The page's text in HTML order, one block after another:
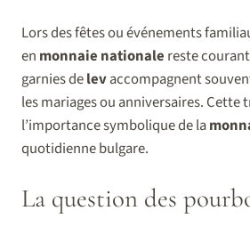
Lors des fêtes ou événements
en monnaie nationale reste
garnies delevaccompagnent
les mariages ou anniversaires.
l’importance symbolique de la
quotidienne bulgare.
La question des